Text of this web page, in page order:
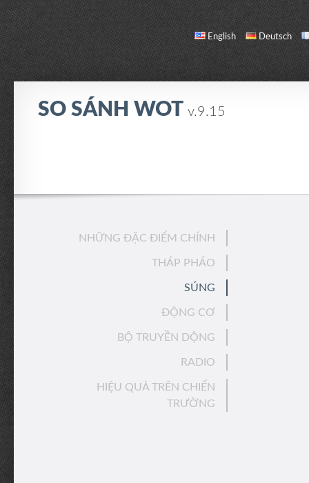
English Deutsch
SO SÁNH WOT v.9.15
NHỮNG ĐẶC ĐIỂM CHÍNH
THÁP PHÁO
SÚNG
ĐỘNG CƠ
BỘ TRUYỀN DỘNG
RADIO
HIỆU QUẢ TRÊN CHIẾN
TRƯỜNG